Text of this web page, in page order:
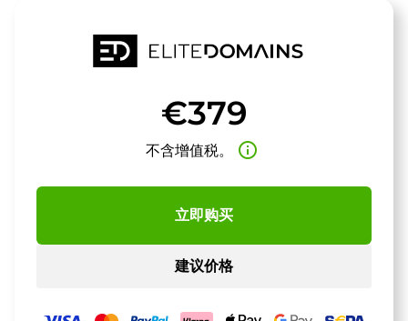
€379
不含增值税。 info_outline
立即购买
建议价格